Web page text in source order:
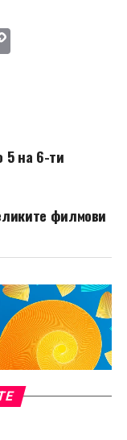
Copy
5 на 6-ти
филмови